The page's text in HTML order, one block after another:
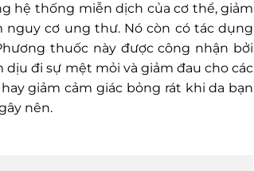
hệ thống miễn dịch của cơ thể, giảm
nguy cơ ung thư. Nó còn có tác dụng
thuốc này được công nhận bởi
dịu đi sự mệt mỏi và giảm đau cho các
giảm cảm giác bỏng rát khi da bạn
nên.